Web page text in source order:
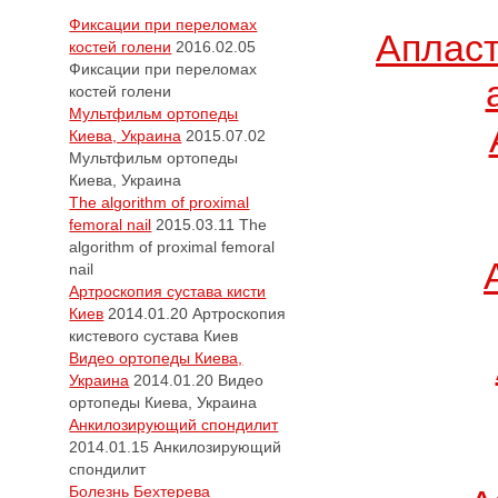
Фиксации при переломах
костей голени 2016.02.05
Фиксации при переломах
костей голени
Мультфильм ортопеды
Киева, Украина 2015.07.02
Мультфильм ортопеды
Киева, Украина
The algorithm of proximal
femoral nail 2015.03.11 The
algorithm of proximal femoral
nail
Артроскопия сустава кисти
Киев 2014.01.20 Артроскопия
кистевого сустава Киев
Видео ортопеды Киева,
Украина 2014.01.20 Видео
ортопеды Киева, Украина
Анкилозирующий спондилит
2014.01.15 Анкилозирующий
спондилит
Болезнь Бехтерева